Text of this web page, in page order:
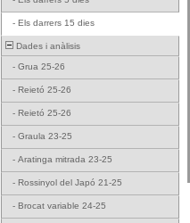
- Els darrers 15 dies
Dades i anàlisis
- Grua 25-26
- Reietó 25-26
- Reietó 25-26
- Graula 23-25
- Aratinga mitrada 23-25
- Rossinyol del Japó 21-25
- Brocat variable 24-25